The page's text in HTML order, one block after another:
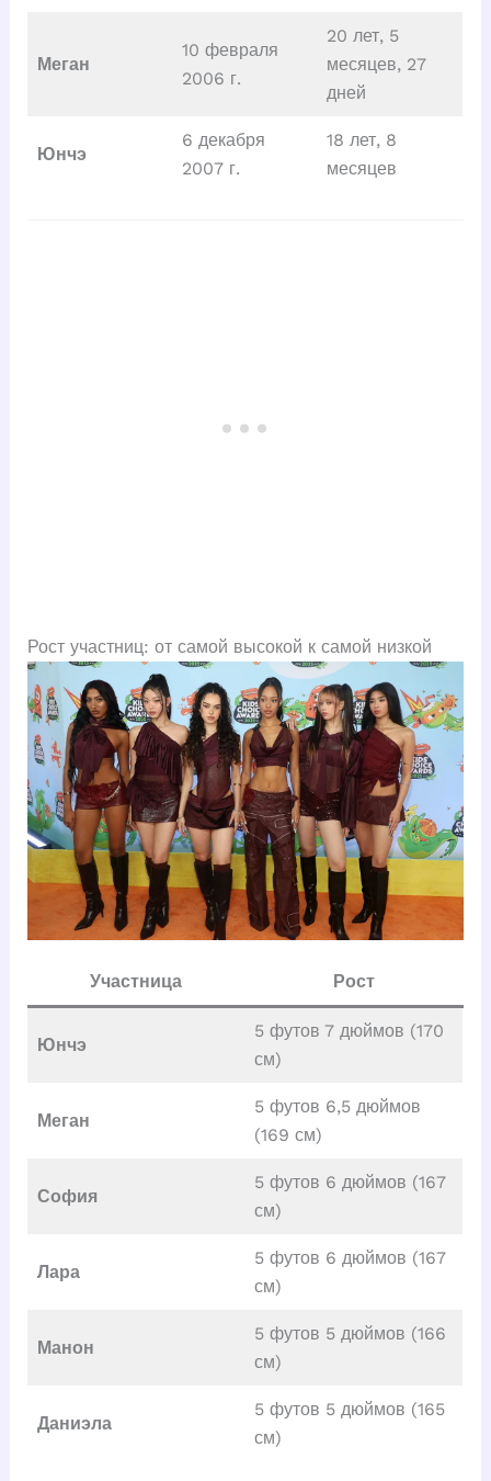
Меган
10 февраля
2006 г.
20 лет, 5
месяцев, 27
дней
Юнчэ
6 декабря
2007 г.
18 лет, 8
месяцев
Рост участниц: от самой высокой к самой низкой
Участница Рост
Юнчэ
5 футов 7 дюймов (170
см)
Меган
5 футов 6,5 дюймов
(169 см)
София
5 футов 6 дюймов (167
см)
Лара
5 футов 6 дюймов (167
см)
Манон
5 футов 5 дюймов (166
см)
Даниэла
5 футов 5 дюймов (165
см)